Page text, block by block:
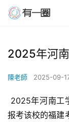
2025年河
陳老師 2025-09-
报考该校的福建